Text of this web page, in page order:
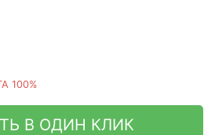
100%
В ОДИН КЛИК